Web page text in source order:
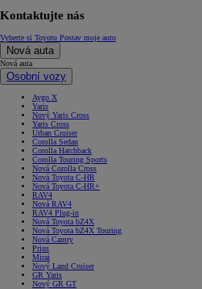
Kontaktujte nás
Vyberte si Toyotu Postav moje auto
Nová auta
Nová auta
Osobní vozy
Aygo X
Yaris
Nový Yaris Cross
Yaris Cross
Urban Cruiser
Corolla Sedan
Corolla Hatchback
Corolla Touring Sports
Nová Corolla Cross
Nová Toyota C-HR
Nová Toyota C-HR+
RAV4
Nová RAV4
RAV4 Plug-in
Nová Toyota bZ4X
Nová Toyota bZ4X Touring
Nová Camry
Prius
Mirai
Nový Land Cruiser
GR Yaris
Nový GR GT